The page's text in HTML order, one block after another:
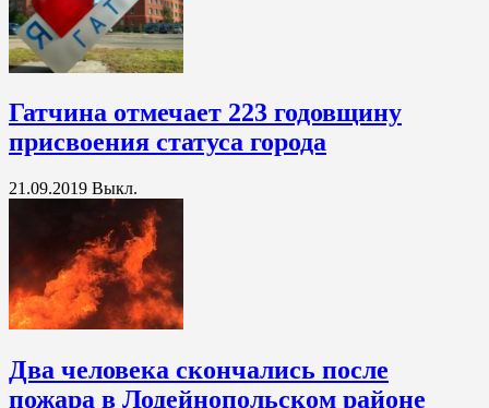
Гатчина отмечает 223 годовщину
присвоения статуса города
21.09.2019 Выкл.
Два человека скончались после
пожара в Лодейнопольском районе